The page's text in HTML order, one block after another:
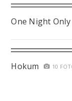
One Night
Hokum 10